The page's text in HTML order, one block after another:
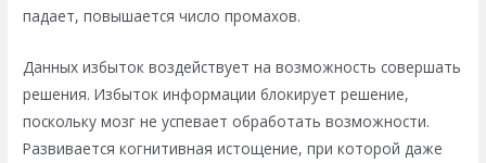
падает, повышается число промахов.
Данных избыток воздействует на возможность совершать
решения. Избыток информации блокирует решение,
поскольку мозг не успевает обработать возможности.
Развивается когнитивная истощение, при которой даже